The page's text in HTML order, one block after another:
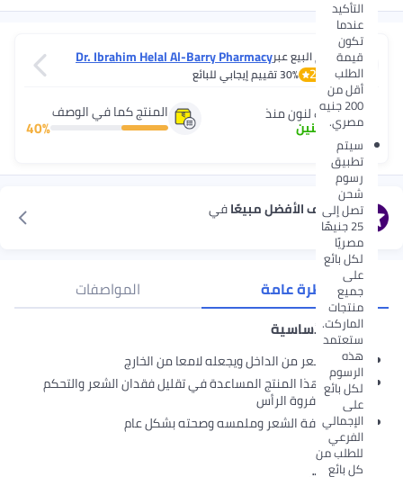
التأكيد
عندما
تكون
قيمة
الطلب
أقل من
200 جنيه
مصري.
سيتم
تطبيق
رسوم
شحن
تصل إلى
25 جنيهًا
مصريًا
لكل بائع
على
جميع
منتجات
الماركت.
ستعتمد
هذه
الرسوم
لكل بائع
على
الإجمالي
الفرعي
للطلب من
كل بائع
يتم البيع عبرDr. Ibrahim Helal Al-Barry Pharmacy
2.9
30%تقييم إيجابي للبائع
المنتج كما في الوصف
40%
شريك لنون منذ
3
+ سنين
استكشف الأفضل مبيعًافي
الحنة
نظرة عامة المواصفات
الميزات الأساسية
يقوي الشعر من الداخل ويجعله لامعا من الخارج
يستطيع هذا المنتج المساعدة في تقليل فقدان الشعر والتحكم
في حكة فروة الرأس
تحسن كثافة الشعر وملمسه وصحته بشكل عام